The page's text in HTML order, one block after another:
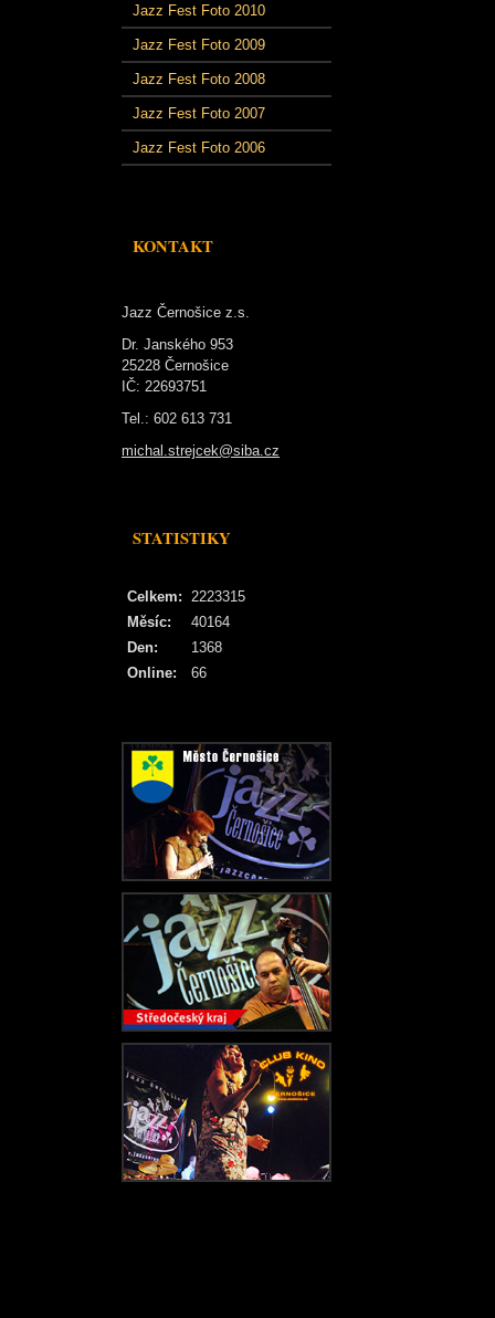
Jazz Fest Foto 2010
Jazz Fest Foto 2009
Jazz Fest Foto 2008
Jazz Fest Foto 2007
Jazz Fest Foto 2006
KONTAKT
Jazz Černošice z.s.
Dr. Janského 953
25228 Černošice
IČ: 22693751
Tel.: 602 613 731
michal.strejcek@siba.cz
STATISTIKY
Online: 66
Celkem: 2223315
Měsíc:
40164
Den:
1368